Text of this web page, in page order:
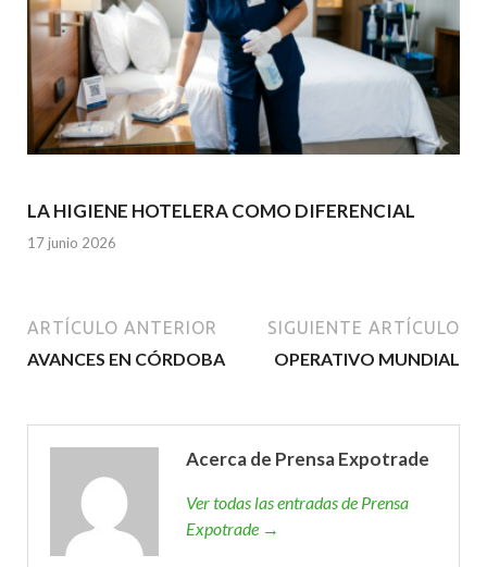
LA HIGIENE HOTELERA COMO DIFERENCIAL
17 junio 2026
ARTÍCULO ANTERIOR
AVANCES EN CÓRDOBA
SIGUIENTE ARTÍCULO
OPERATIVO MUNDIAL
Acerca de Prensa Expotrade
Ver todas las entradas de Prensa
Expotrade →